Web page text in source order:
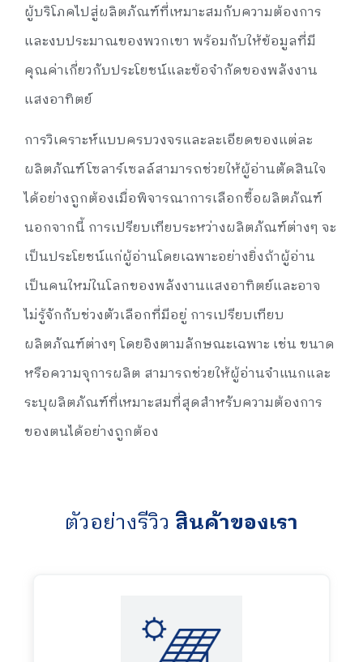
ผู้บริโภคไปสู่ผลิตภัณฑ์ที่เหมาะสมกับความต้องการ
และงบประมาณของพวกเขา พร้อมกับให้ข้อมูลที่มี
คุณค่าเกี่ยวกับประโยชน์และข้อจำกัดของพลังงาน
แสงอาทิตย์
การวิเคราะห์แบบครบวงจรและละเอียดของแต่ละ
ผลิตภัณฑ์โซลาร์เซลล์สามารถช่วยให้ผู้อ่านตัดสินใจ
ได้อย่างถูกต้องเมื่อพิจารณาการเลือกซื้อผลิตภัณฑ์
นอกจากนี้ การเปรียบเทียบระหว่างผลิตภัณฑ์ต่างๆ จะ
เป็นประโยชน์แก่ผู้อ่านโดยเฉพาะอย่างยิ่งถ้าผู้อ่าน
เป็นคนใหม่ในโลกของพลังงานแสงอาทิตย์และอาจ
ไม่รู้จักกับช่วงตัวเลือกที่มีอยู่ การเปรียบเทียบ
ผลิตภัณฑ์ต่างๆ โดยอิงตามลักษณะเฉพาะ เช่น ขนาด
หรือความจุการผลิต สามารถช่วยให้ผู้อ่านจำแนกและ
ระบุผลิตภัณฑ์ที่เหมาะสมที่สุดสำหรับความต้องการ
ของตนได้อย่างถูกต้อง
ตัวอย่างรีวิว สินค้าของเรา